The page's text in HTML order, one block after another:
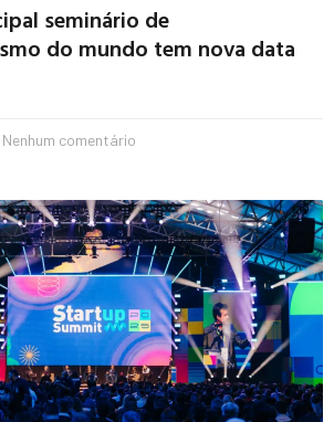
seminário de
do mundo tem nova data
Nenhum comentário